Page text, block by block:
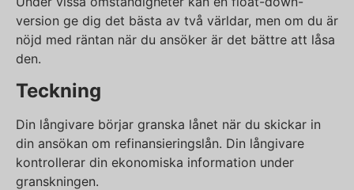
version ge dig det bästa av två världar, men om du är
nöjd med räntan när du ansöker är det bättre att låsa
den.
Teckning
Din långivare börjar granska lånet när du skickar in
din ansökan om refinansieringslån. Din långivare
kontrollerar din ekonomiska information under
granskningen.